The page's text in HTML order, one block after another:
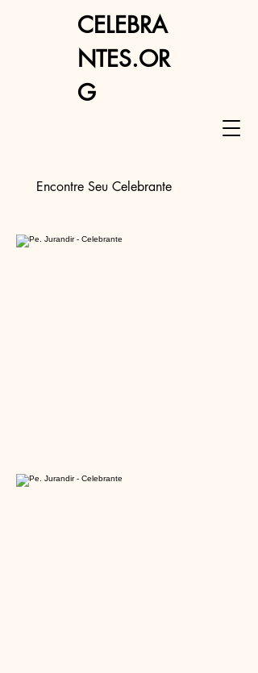
Encontre Seu Celebrante
CELEBRA
NTES.OR
G